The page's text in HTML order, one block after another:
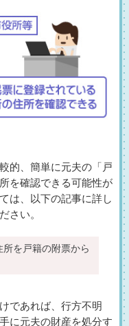
的、簡単に元夫の「戸
を確認できる可能性が
は、以下の記事に詳し
さい。
を戸籍の附票から
であれば、行方不明
に元夫の財産を処分す